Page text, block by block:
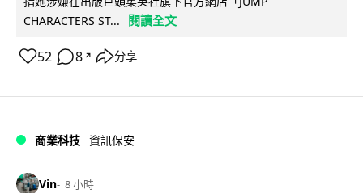
CHARACTERS ST...
閱讀全文
52 8 ↗ 分享
商業科技 資訊保安
Vin 8 小時